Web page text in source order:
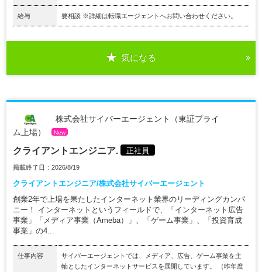
給与 要相談 ※詳細は転職エージェントへお問い合わせください。
気になる
株式会社サイバーエージェント（東証プライ
ム上場）
New
クライアントエンジニア. 正社員
掲載終了日：2026/8/19
クライアントエンジニア/株式会社サイバーエージェント
創業2年で上場を果たしたインターネット業界のリーディングカンパ
ニー！ インターネットというフィールドで、「インターネット広告
事業」「メディア事業（Ameba）」、「ゲーム事業」、「投資育成
事業」の4...
仕事内容
サイバーエージェントでは、メディア、広告、ゲーム事業を主
軸としたインターネットサービスを展開しています。 （昨年度